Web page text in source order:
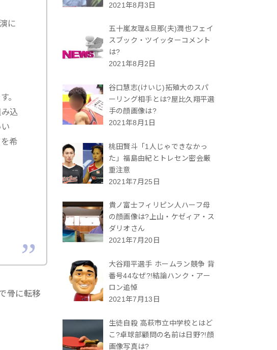
に
。
込
希
骨に転移
2021年8月3日
五十嵐友理&旦那(夫)潤也フェイ
スブック・ツイッターコメント
は?
2021年8月2日
谷口慧志(けいじ)拓殖大のスパ
ーリング相手とは?屋比久翔平選
手の顔画像は?
2021年8月1日
桃田賢斗「1人じゃできなかっ
た」福島由紀とトレセン密会厳
重注意
2021年7月25日
貴ノ富士フィリピン人ハーフ母
の顔画像は?上山・ケゼィア・ス
ダリオさん
2021年7月20日
大谷翔平選手 ホームラン競争 背
番号44なぜ?!結論ハンク・アー
ロン追悼
2021年7月13日
生徒自殺 高萩市立中学校とはど
こ?卓球部顧問の名前は日野?!顔
画像写真は?